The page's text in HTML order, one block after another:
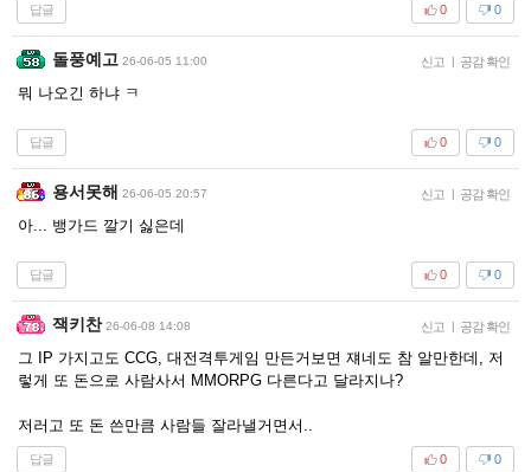
답글 0
0
돌풍예고 26-06-05 11:00 신고 | 공감 확인
뭐 나오긴 하냐 ㅋ
답글 0
0
용서못해 26-06-05 20:57 신고 | 공감 확인
아... 뱅가드 깔기 싫은데
답글 0
0
잭키찬 26-06-08 14:08 신고 | 공감 확인
그 IP 가지고도 CCG, 대전격투게임 만든거보면 쟤네도 참 알만한데, 저
렇게 또 돈으로 사람사서 MMORPG 다른다고 달라지나?
저러고 또 돈 쓴만큼 사람들 잘라낼거면서..
답글 0
0